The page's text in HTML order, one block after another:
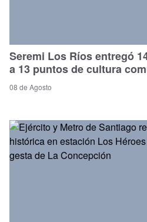
Seremi Los Ríos entregó
a 13 puntos de cultura
08 de Agosto